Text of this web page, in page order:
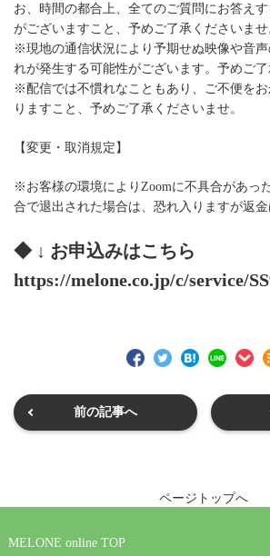
お、時間の都合上、全てのご質問にお答え
がございますこと、予めご了承くださいませ
※現地の通信状況により予期せぬ映像や音
れが発生する可能性がございます。予めご了
※配信では不慣れなこともあり、ご不便を
りますこと、予めご了承くださいませ。
【変更・取消規定】
※お客様の環境によりZoomに不具合があっ
合で退出された場合は、恐れ入りますが返金
◆ ↓ お申込みはこちら
https://melone.co.jp/c/service/
前の記事へ
ページトップへ
MELONE online TOP